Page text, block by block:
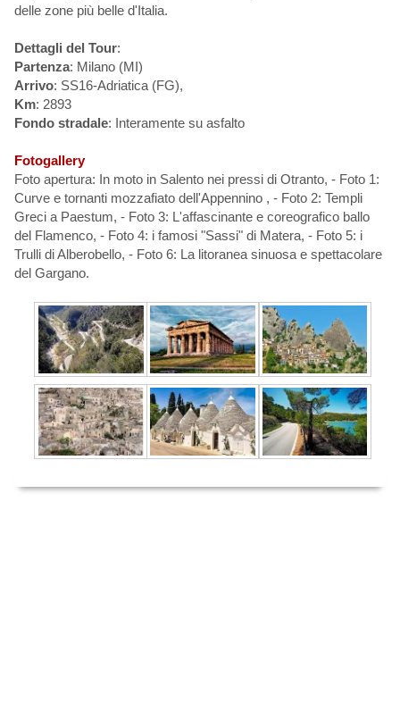
delle zone più belle d'Italia.
Dettagli del Tour:
Partenza: Milano (MI)
Arrivo: SS16-Adriatica (FG),
Km: 2893
Fondo stradale: Interamente su asfalto
Fotogallery
Foto apertura: In moto in Salento nei pressi di Otranto, - Foto 1:
Curve e tornanti mozzafiato dell'Appennino , - Foto 2: Templi
Greci a Paestum, - Foto 3: L'affascinante e coreografico ballo
del Flamenco, - Foto 4: i famosi "Sassi" di Matera, - Foto 5: i
Trulli di Alberobello, - Foto 6: La litoranea sinuosa e spettacolare
del Gargano.